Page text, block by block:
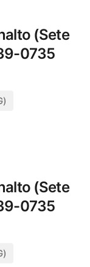
(Sete
0735
(Sete
0735